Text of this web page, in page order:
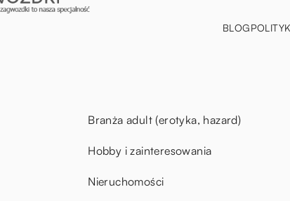
BLOG
Branża adult (erotyka, hazard)
Hobby i zainteresowania
Nieruchomości